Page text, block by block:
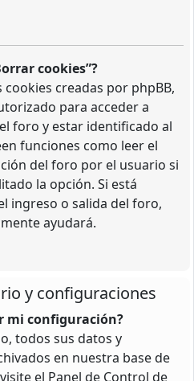
cookies”?
creadas por phpBB,
para acceder a
foro y estar identificado al
funciones como leer el
del foro por el usuario si
la opción. Si está
ingreso o salida del foro,
ayudará.
y configuraciones
mi configuración?
todos sus datos y
en nuestra base de
el Panel de Control de